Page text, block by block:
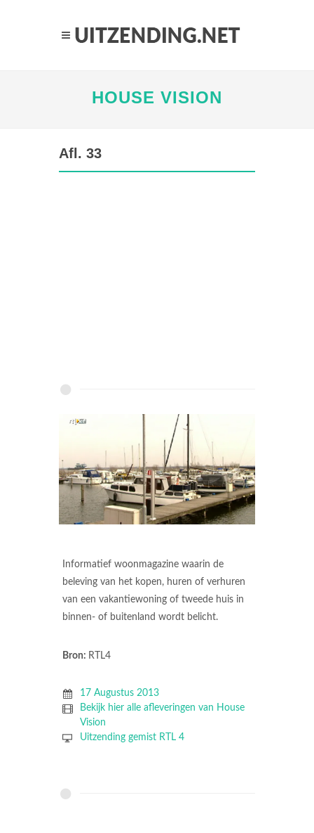
HOUSE VISION
Afl. 33
Informatief woonmagazine waarin de
beleving van het kopen, huren of verhuren
van een vakantiewoning of tweede huis in
binnen- of buitenland wordt belicht.
Bron: RTL4
17 Augustus 2013
Bekijk hier alle afleveringen van House
Vision
Uitzending gemist RTL 4